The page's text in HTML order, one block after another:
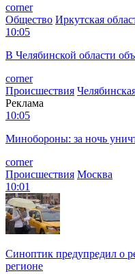
corner
Общество Иркутская
10:05
В Челябинской области
corner
Происшествия
Реклама
10:05
Минобороны: за ночь
corner
Происшествия Москва
10:01
Синоптик предупредил о
регионе